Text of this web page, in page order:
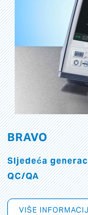
BRAVO
Sljedeća
QC/QA
VIŠE